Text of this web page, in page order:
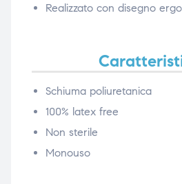
Realizzato con disegno
Schiuma poliuretanica
100% latex free
Non sterile
Monouso